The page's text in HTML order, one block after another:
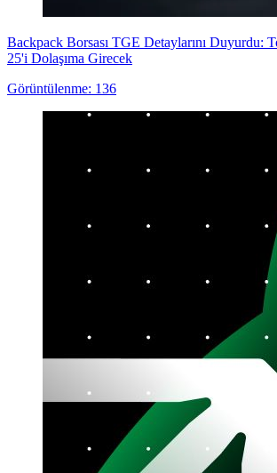
Backpack Borsası TGE Detaylarını Duyurdu:
25'i Dolaşıma Girecek
Görüntülenme: 136